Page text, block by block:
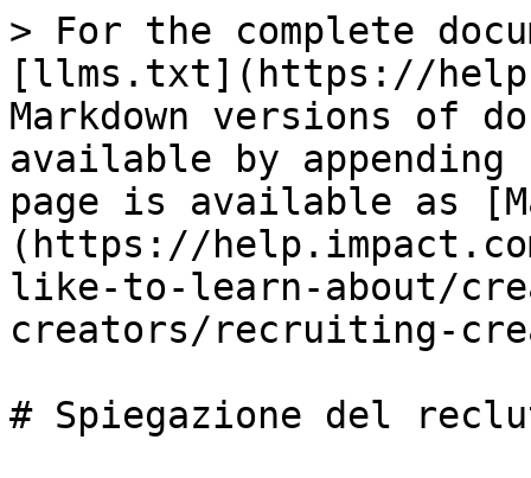
> For the complete
[llms.txt](https://
Markdown versions of
available by
page is available as
(https://
like-to-learn-about/
creators/recruiting-
# Spiegazione del